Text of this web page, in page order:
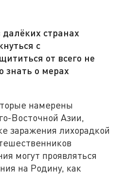
странах
с
от всего не
знать о мерах
намерены
Восточной Азии,
заражения лихорадкой
могут проявляться
на Родину, как